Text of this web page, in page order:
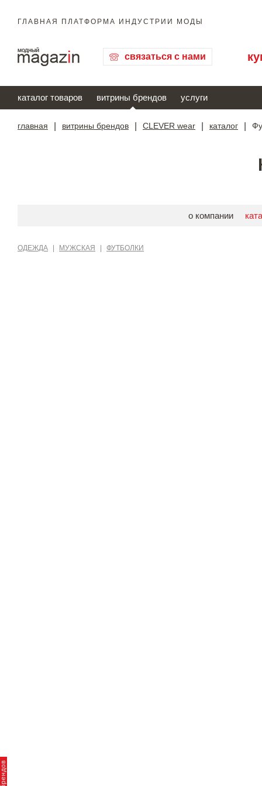
ГЛАВНАЯ ПЛАТФОРМА ИНДУСТРИИ МОДЫ
связаться с нами
каталог товаров витрины брендов услуги
главная витрины брендов CLEVER wear каталог
о компании
ОДЕЖДА МУЖСКАЯ ФУТБОЛКИ